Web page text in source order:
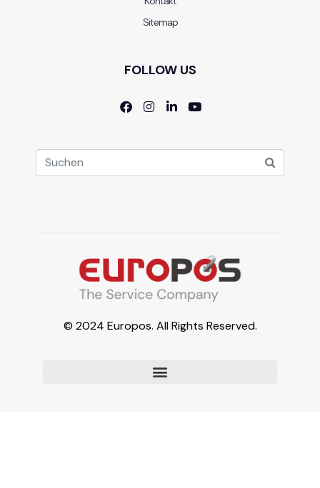
Sitemap
FOLLOW US
© 2024 Europos. All Rights Reserved.